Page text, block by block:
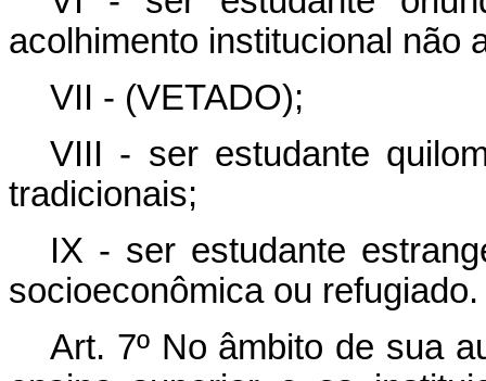
acolhimento institucional não
VII - (VETADO);
VIII - ser estudante
tradicionais;
IX - ser estudante
socioeconômica ou refugiado.
Art. 7º No âmbito de sua